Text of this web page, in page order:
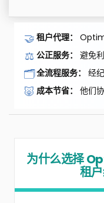
🤝 租户代理：
⚖️ 公正服务： 避免
🗂️全流程服务： 经
🐷 成本节省： 他们
为什么选择
租